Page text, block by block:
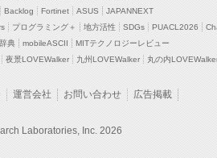
Backlog Fortinet ASUS
JAPANNEXT
プログラミング＋ 地方活性 SDGs PUACL2026
典 mobileASCII
MITテクノロジーレビュー
夜景LOVEWalker 九州LOVEWalker 丸の内
運営会社 お問い合わせ 広告掲載
Laboratories, Inc. 2026